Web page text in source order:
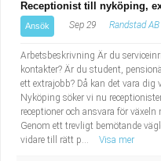
Receptionist till nyköping,
Ansök Sep 29 Randstad AB
Arbetsbeskrivning Är du
kontakter? Är du student,
ett extrajobb? Då kan det vara
Nyköping söker vi nu
receptioner och ansvara för
Genom ett trevligt bemötande
vidare till rätt p...
Visa mer